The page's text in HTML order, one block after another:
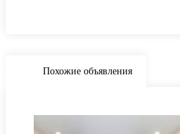
Похожие объявления